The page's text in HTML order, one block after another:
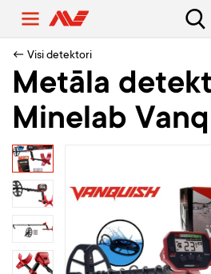
← Visi detektori
Metāla
Minelab